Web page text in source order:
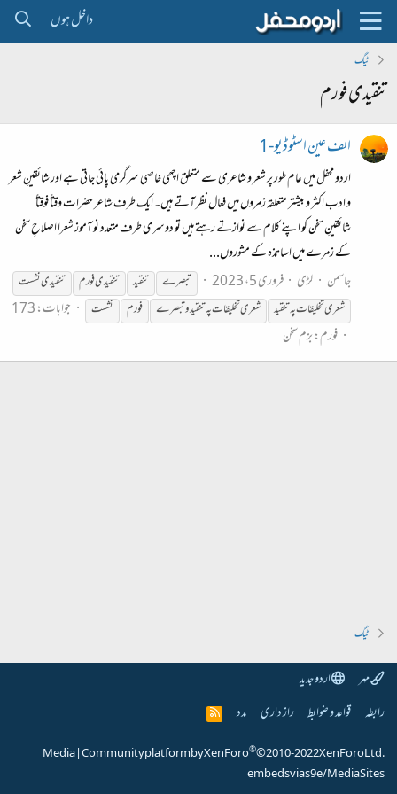
داخل ہوں
ٹیگ
تنقیدی فورم
الف عین اسٹوڈیو-1
اردو محفل میں عام طور پر شعر و شاعری سے متعلق اچھی خاصی سرگرمی پائی جاتی ہے اور شائقینِ شعر
و ادب اکثر و بیشتر متعلقہ زمروں میں فعال نظر آتے ہیں۔ ایک طرف شاعر حضرات وقتاً فوقتاً
شائقینِ سخن کو اپنے کلام سے نوازتے رہتے ہیں تو دوسری طرف متعدد نو آموز شعرا اصلاحِ سخن
کے زمرے میں اساتذہ کے مشوروں...
جاسمن
لڑی فروری 5، 2023 تبصرے تنقید تنقیدیفورم تنقیدینشست
شعری تخلیقات پہ تنقید
شعری تخلیقات پہ تنقید و تبصرے فورم نشست
جوابات: 173
فورم:بزم سخن
ٹیگ
مہر
اردو جدید
رابطہ قواعد و ضوابط راز داری مدد
R
S
Community platform by XenForo®© 2010-2022 XenForo Ltd.
|
Media
embeds via s9e/MediaSites